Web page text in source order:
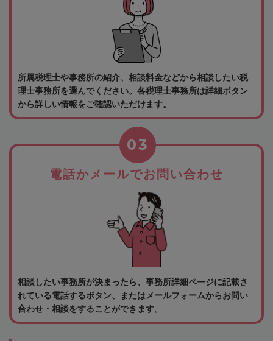
所属税理士や事務所の紹介、相談料金などから相談したい税
理士事務所を選んでください。各税理士事務所は詳細ボタン
から詳しい情報をご確認いただけます。
電話かメールでお問い合わせ
03
相談したい事務所が決まったら、事務所詳細ページに記載さ
れている電話するボタン、またはメールフォームからお問い
合わせ・相談をすることができます。